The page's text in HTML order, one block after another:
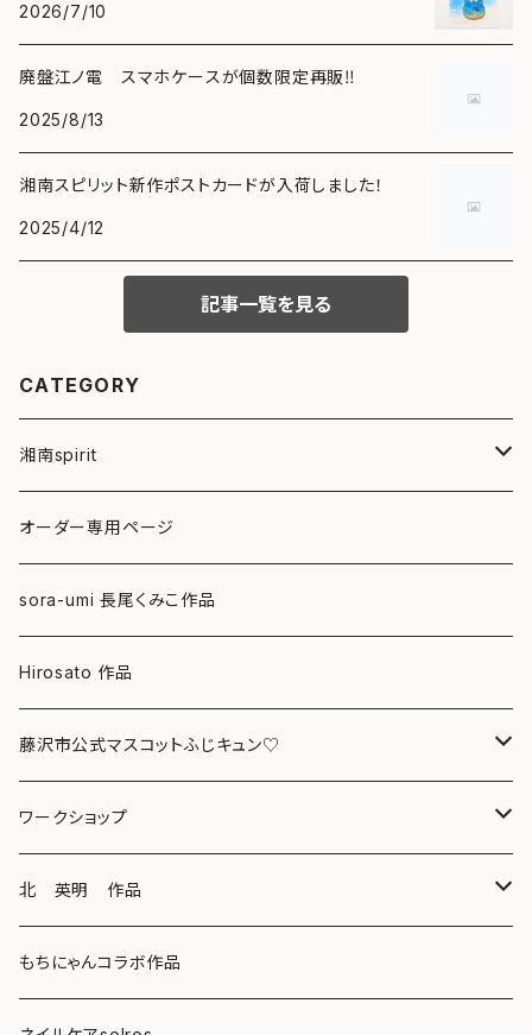
2026/7/10
廃盤江ノ電 スマホケースが個数限定再販‼️
2025/8/13
湘南スピリット新作ポストカードが入荷しました！
2025/4/12
記事一覧を見る
CATEGORY
湘南spirit
ポストカード
グリーティングカード
クリアファイル
マグカップ
スマホケース
キーホルダー
バッグ
オーダー専用ページ
sora-umi 長尾くみこ作品
Hirosato 作品
藤沢市公式マスコットふじキュン♡
クリアファイル
ボールペン
キーホルダー
ワークショップ
海レジンアートボード
レジンチャーム
北 英明 作品
ポストカード
もちにゃんコラボ作品